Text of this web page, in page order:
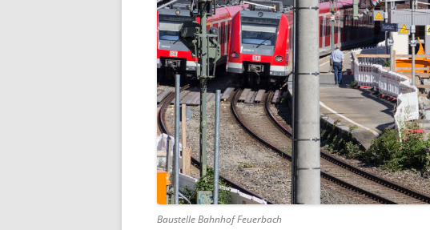
Baustelle Bahnhof Feuerbach